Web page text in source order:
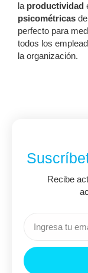
la productividad
psicométricas de
perfecto para
todos los
la organización.
Recibe